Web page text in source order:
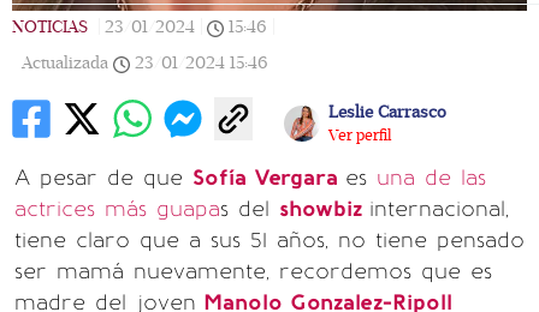
NOTICIAS 23/01/2024 15:46
Actualizada
23/01/2024 15:46
Leslie Carrasco
Ver perfil
A pesar de que Sofía Vergara es una de las
actrices más guapas del showbiz internacional,
tiene claro que a sus 51 años, no tiene pensado
ser mamá nuevamente, recordemos que es
madre del joven Manolo Gonzalez-Ripoll